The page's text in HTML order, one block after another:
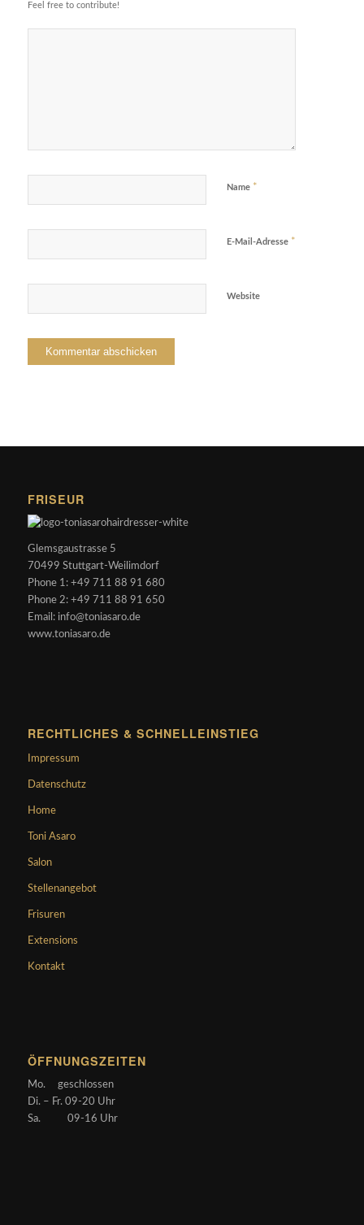
Feel free to contribute!
Name *
E-Mail-Adresse *
Website
FRISEUR
Glemsgaustrasse 5
70499 Stuttgart-Weilimdorf
Phone 1: +49 711 88 91 680
Phone 2: +49 711 88 91 650
Email: info@toniasaro.de
www.toniasaro.de
RECHTLICHES & SCHNELLEINSTIEG
Impressum
Datenschutz
Home
Toni Asaro
Salon
Stellenangebot
Frisuren
Extensions
Kontakt
ÖFFNUNGSZEITEN
Mo. geschlossen
Di. – Fr. 09-20 Uhr
Sa. 09-16 Uhr